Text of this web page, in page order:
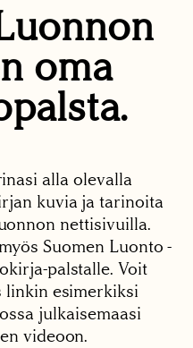
oma
alla olevalla
kuvia ja tarinoita
nettisivuilla.
Suomen Luonto -
palstalle. Voit
linkin esimerkiksi
julkaisemaasi
videoon.